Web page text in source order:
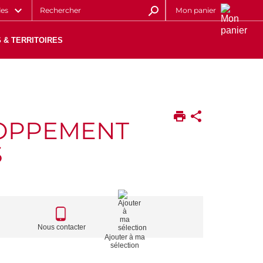
Mon panier
& TERRITOIRES
CALL
TO
ACTIONS
Nous contacter
Ajouter à ma
sélection